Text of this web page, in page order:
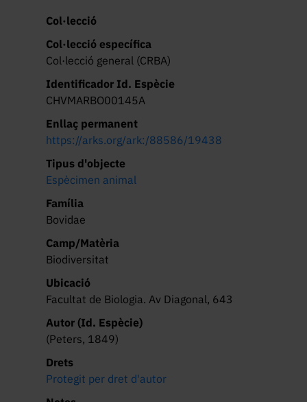
Col·lecció
Col·lecció específica
Col·lecció general (CRBA)
Identificador Id. Espècie
CHVMARBO00145A
Enllaç permanent
https://arks.org/ark:/88586/19438
Tipus d'objecte
Espècimen animal
Família
Bovidae
Camp/Matèria
Biodiversitat
Ubicació
Facultat de Biologia. Av Diagonal, 643
Autor (Id. Espècie)
(Peters, 1849)
Drets
Protegit per dret d'autor